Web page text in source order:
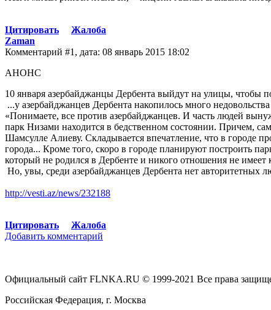
Цитировать
Жалоба
Zaman
Комментарий #1, дата: 08 январь 2015 18:02
АНОНС
10 января азербайджанцы Дербента выйдут на улицы, чтобы
...у азербайджанцев Дербента накопилось много
«Понимаете, все против азербайджанцев. И часть людей
парк Низами находится в бедственном состоянии. Причем,
Шамсулле Алиеву. Складывается впечатление, что в городе
города... Кроме того, скоро в городе планируют построить
который не родился в Дербенте и никого отношения не
Но, увы, среди азербайджанцев Дербента нет авторитетных
http://vesti.az/news/232188
Цитировать
Жалоба
Добавить комментарий
Официальный сайт FLNKA.RU © 1999-2021 Все права
Российская Федерация, г. Москва